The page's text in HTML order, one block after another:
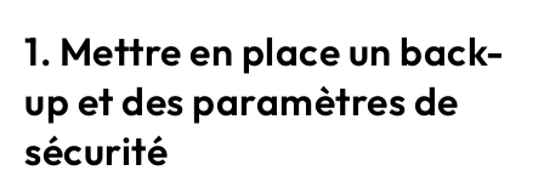
1. Mettre en place un back-
up et des paramètres de
sécurité